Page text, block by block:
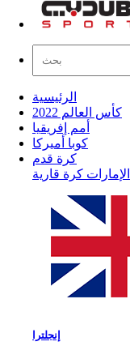
الرئيسية
كأس العالم 2022
أمم إفريقيا
كوبا أميركا
كرة قدم
الإمارات كرة قارية
إنجلترا